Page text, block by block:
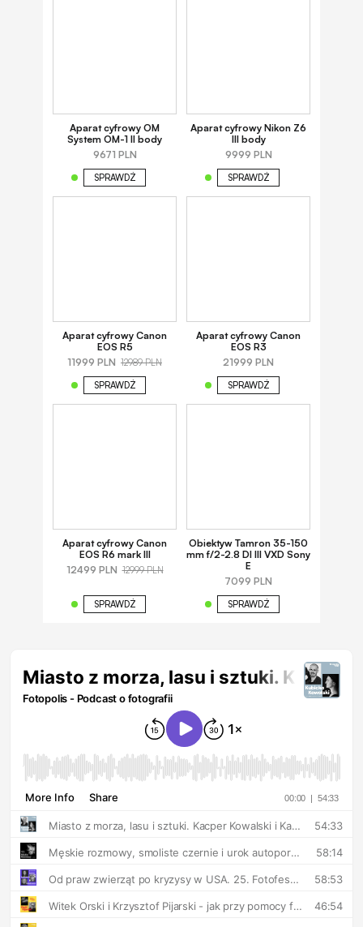
Aparat cyfrowy OM
System OM-1 II body
9671 PLN
SPRAWDŹ
Aparat cyfrowy Nikon Z6
III body
9999 PLN
SPRAWDŹ
Aparat cyfrowy Canon
EOS R5
11999 PLN 12989 PLN
SPRAWDŹ
Aparat cyfrowy Canon
EOS R3
21999 PLN
SPRAWDŹ
Aparat cyfrowy Canon
EOS R6 mark III
12499 PLN 12999 PLN
SPRAWDŹ
Obiektyw Tamron 35-150
mm f/2-2.8 DI III VXD Sony
E
7099 PLN
SPRAWDŹ